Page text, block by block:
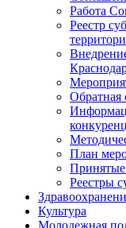
Работа
Реестр
Обратная
План
Реестры
Культура
Молодежная